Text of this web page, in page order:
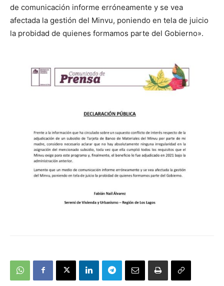
de comunicación informe erróneamente y se vea
afectada la gestión del Minvu, poniendo en tela de juicio
la probidad de quienes formamos parte del Gobierno».